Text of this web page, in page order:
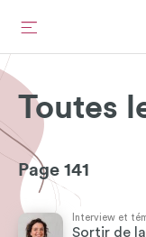
Toutes
Page 141
Interview et
Sortir de